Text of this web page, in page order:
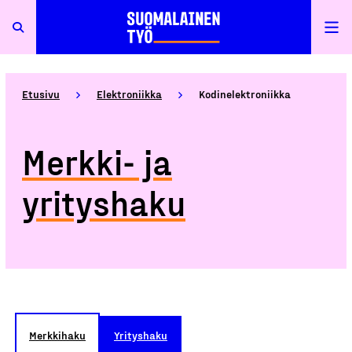
Etusivu Elektroniikka Kodinelektroniikka
Merkki- ja
yrityshaku
Merkkihaku Yrityshaku